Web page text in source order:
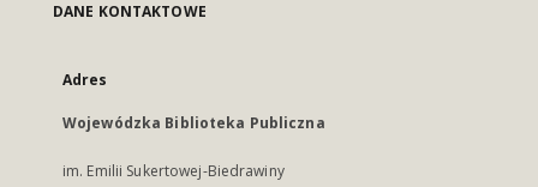
DANE KONTAKTOWE
Adres
Wojewódzka Biblioteka Publiczna
im. Emilii Sukertowej-Biedrawiny